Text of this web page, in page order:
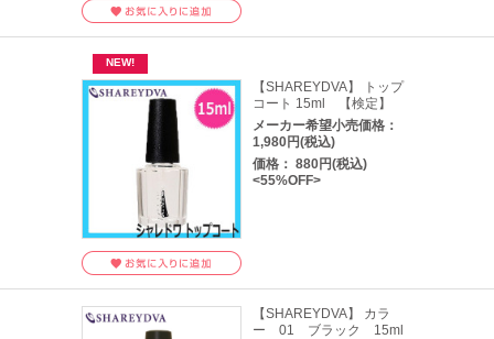
【SHAREYDVA】 トップ
コート 15ml 【検定】
メーカー希望小売価格：
1,980円(税込)
価格： 880円(税込)
<55%OFF>
【SHAREYDVA】 カラ
ー 01 ブラック 15ml